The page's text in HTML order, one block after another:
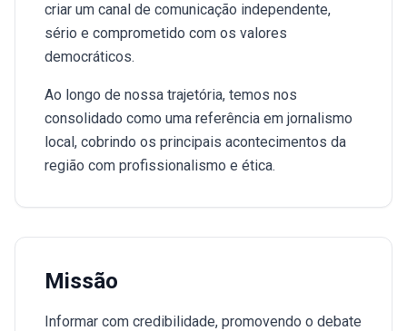
criar um canal de comunicação independente,
sério e comprometido com os valores
democráticos.
Ao longo de nossa trajetória, temos nos
consolidado como uma referência em jornalismo
local, cobrindo os principais acontecimentos da
região com profissionalismo e ética.
Missão
Informar com credibilidade, promovendo o debate